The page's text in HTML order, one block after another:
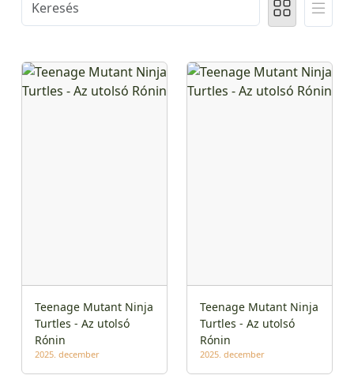
Teenage Mutant Ninja
Turtles - Az utolsó
Rónin
2025. december
Teenage Mutant Ninja
Turtles - Az utolsó
Rónin
2025. december